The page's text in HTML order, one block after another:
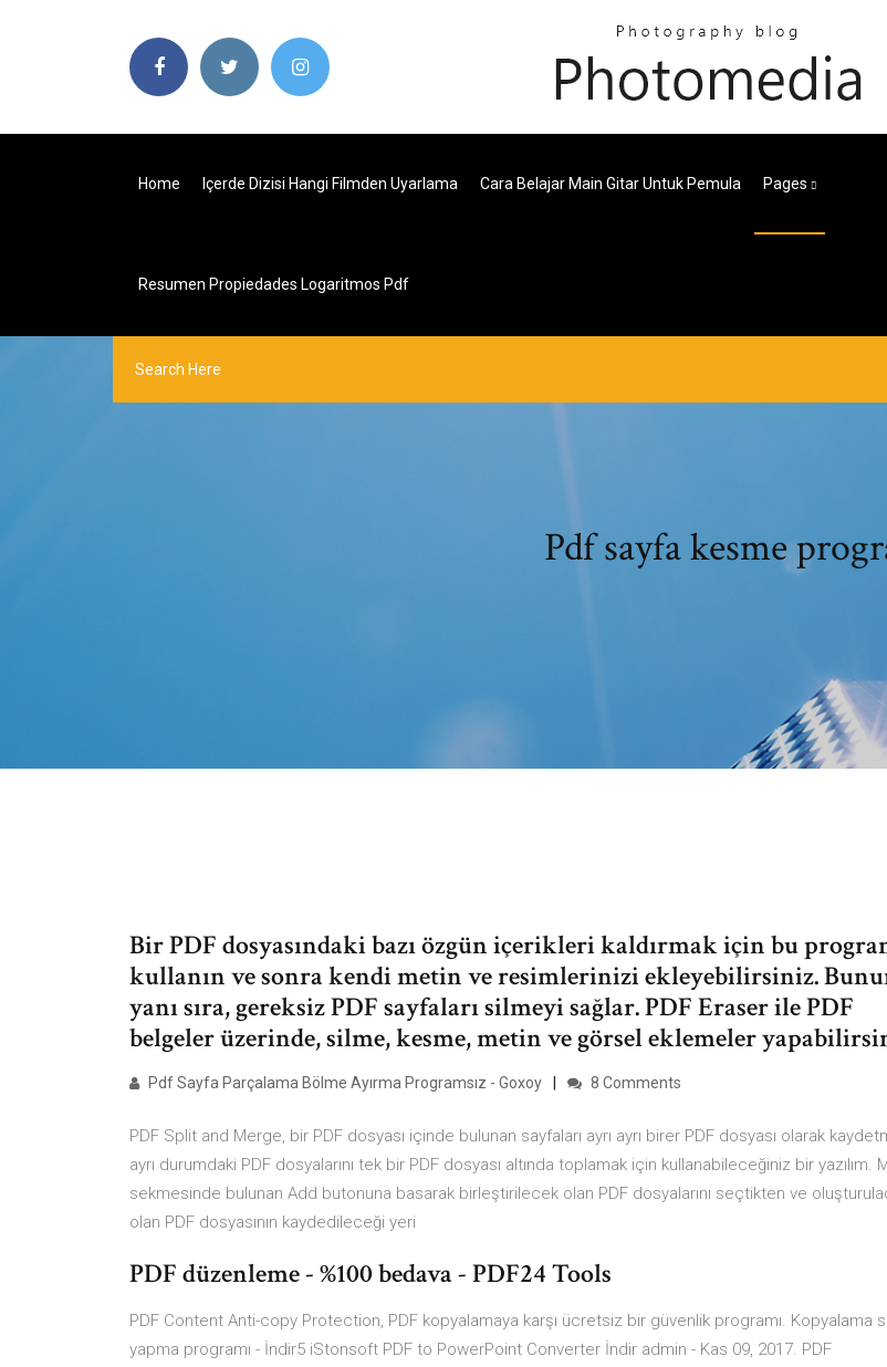
Home Içerde Dizisi Hangi Filmden Uyarlama Cara Belajar Main Gitar Untuk Pemula Pages
Resumen Propiedades Logaritmos Pdf
Pdf sayfa kesme
Bir PDF dosyasındaki bazı özgün içerikleri kaldırmak için bu
kullanın ve sonra kendi metin ve resimlerinizi ekleyebilirsiniz.
yanı sıra, gereksiz PDF sayfaları silmeyi sağlar. PDF Eraser ile PDF
belgeler üzerinde, silme, kesme, metin ve görsel eklemeler
Pdf Sayfa Parçalama Bölme Ayırma Programsız - Goxoy 8 Comments
PDF Split and Merge, bir PDF dosyası içinde bulunan sayfaları ayrı ayrı birer PDF dosyası olarak
ayrı durumdaki PDF dosyalarını tek bir PDF dosyası altında toplamak için kullanabileceğiniz bir yazılım.
sekmesinde bulunan Add butonuna basarak birleştirilecek olan PDF dosyalarını seçtikten ve
olan PDF dosyasının kaydedileceği yeri
PDF düzenleme - %100 bedava - PDF24 Tools
PDF Content Anti-copy Protection, PDF kopyalamaya karşı ücretsiz bir güvenlik programı. Kopyalama
yapma programı - İndir5 iStonsoft PDF to PowerPoint Converter İndir admin - Kas 09, 2017. PDF